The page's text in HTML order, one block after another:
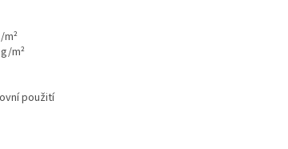
m²
m²
použití